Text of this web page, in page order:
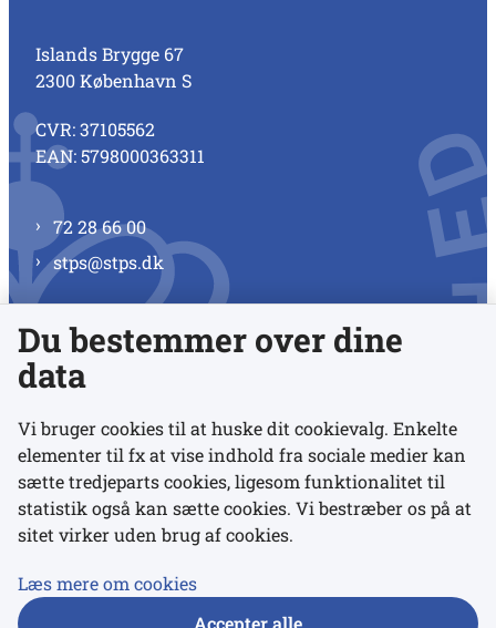
Islands Brygge 67
2300 København S
CVR: 37105562
EAN: 5798000363311
72 28 66 00
stps@stps.dk
Se alle kontaktnumre
Links
Udgivelser
Du bestemmer over dine
data
Vi bruger cookies til at huske dit cookievalg. Enkelte
elementer til fx at vise indhold fra sociale medier kan
sætte tredjeparts cookies, ligesom funktionalitet til
statistik også kan sætte cookies. Vi bestræber os på at
sitet virker uden brug af cookies.
Læs mere om cookies
Accepter alle